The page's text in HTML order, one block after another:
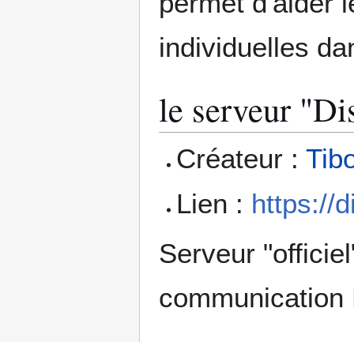
individuelles
le serveur
Créateur :
Lien : https://
Serveur
communication